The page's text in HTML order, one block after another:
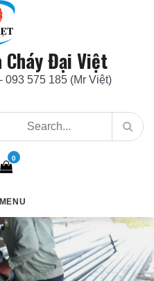
Cháy Đại Việt
093 575 185 (Mr Việt)
0
MENU